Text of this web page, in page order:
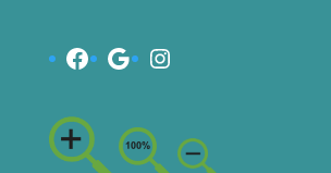
Facebook
GoogleInstagram